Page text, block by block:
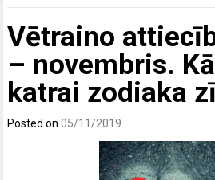
Vētraino
– novembris.
katrai zodiaka
Posted on05/11/2019